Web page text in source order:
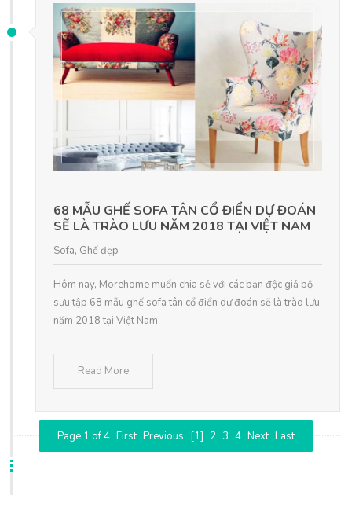
68 MẪU GHẾ SOFA TÂN CỔ ĐIỂN DỰ ĐOÁN
SẼ LÀ TRÀO LƯU NĂM 2018 TẠI VIỆT NAM
Sofa, Ghế đẹp
Hôm nay, Morehome muốn chia sẻ với các bạn độc giả bộ
sưu tập 68 mẫu ghế sofa tân cổ điển dự đoán sẽ là trào lưu
năm 2018 tại Việt Nam.
Read More
Page 1 of 4 First Previous [1] 2 3 4 Next Last